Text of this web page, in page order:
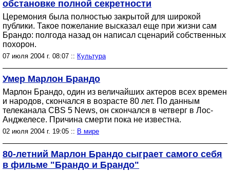
обстановке полной секретности
Церемония была полностью закрытой для широкой
публики. Такое пожелание высказал еще при жизни сам
Брандо: полгода назад он написал сценарий собственных
похорон.
07 июля 2004 г. 08:07 :: Культура
Умер Марлон Брандо
Марлон Брандо, один из величайших актеров всех времен
и народов, скончался в возрасте 80 лет. По данным
телеканала CBS 5 News, он скончался в четверг в Лос-
Анджелесе. Причина смерти пока не известна.
02 июля 2004 г. 19:05 :: В мире
80-летний Марлон Брандо сыграет самого себя
в фильме "Брандо и Брандо"